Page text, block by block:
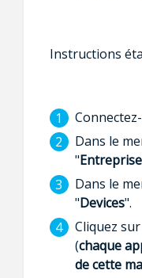
Instructions
Dans le
"Entreprise
Dans le
"Devices".
Cliquez
(chaque
de cette